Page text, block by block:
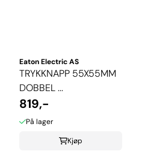
Eaton Electric AS
TRYKKNAPP 55X55MM
DOBBEL ...
819,-
På lager
Kjøp